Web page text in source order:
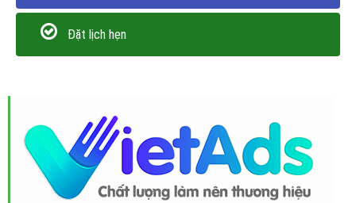
Đặt lịch hẹn